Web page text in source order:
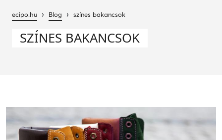
ecipo.hu › Blog › színes bakancsok
SZÍNES BAKANCSOK